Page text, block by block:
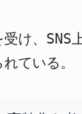
け、SNS
ている。